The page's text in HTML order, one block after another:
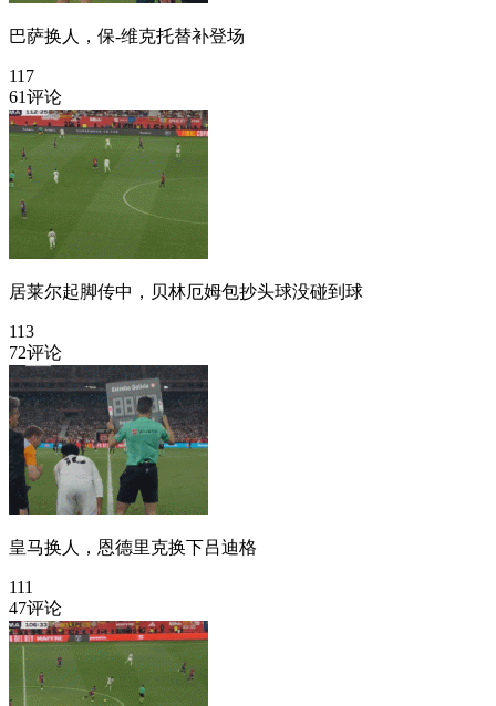
巴萨换人，保-维克托替补登场
117
61评论
居莱尔起脚传中，贝林厄姆包抄头球没碰到球
113
72评论
皇马换人，恩德里克换下吕迪格
111
47评论